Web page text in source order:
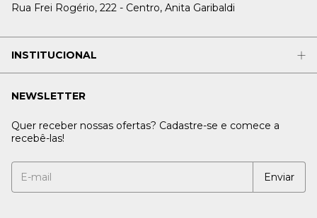
Rua Frei Rogério, 222 - Centro, Anita Garibaldi
INSTITUCIONAL
NEWSLETTER
Quer receber nossas ofertas? Cadastre-se e comece a
recebê-las!